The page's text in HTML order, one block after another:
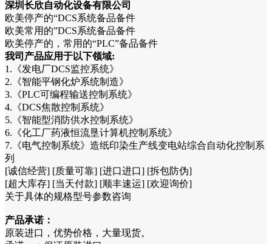
深圳长欣自动化设备有限公司
欧美停产的“DCS系统备品备件
欧美常用的”DCS系统备品备件
欧美停产的，常用的“PLC”备品备件
我司产品应用于以下领域:
1.《发电厂DCS监控系统》
2.《智能平钢化炉系统制造》
3.《PLC可编程输送控制系统》
4.《DCS焦散控制系统》
5.《智能型消防供水控制系统》
6.《化工厂药液恒流垦计算机控制系统》
7.《电气控制系统》造纸印染生产线变电站综合自动化控制系
列
[诚信经营] [质量可靠] [进口进口] [拆包防伪]
[超大库存] [当天付款] [顺丰速运] [欢迎询价]
关于具体的规格型号参数咨询
产品承诺：
原装进口，优势价格，大量现货。